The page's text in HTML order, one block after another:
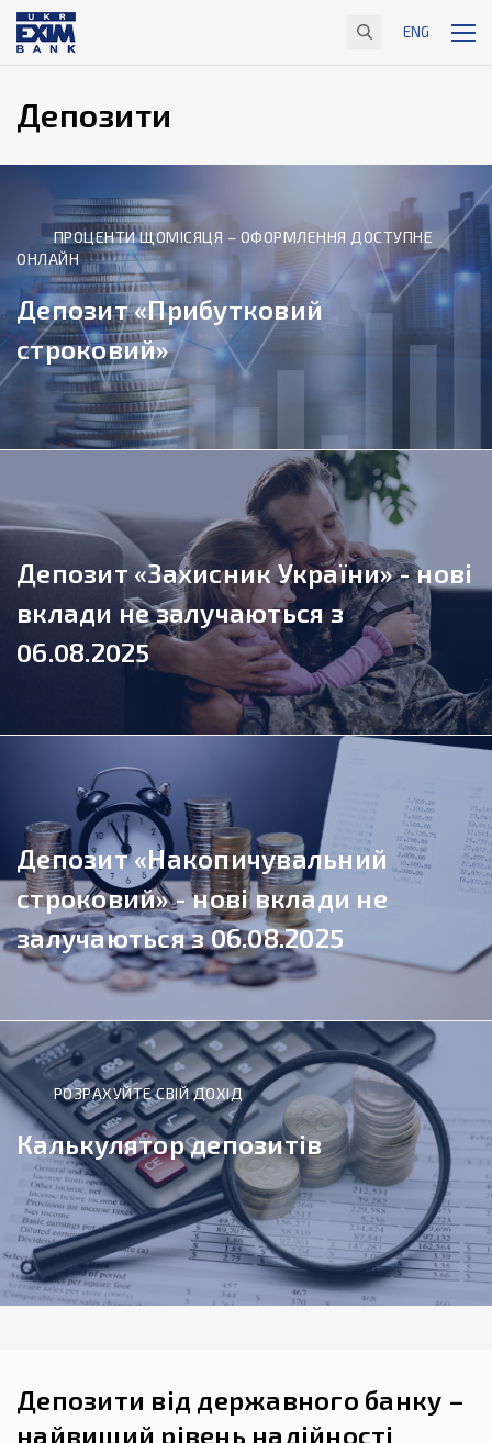
ENG
Депозити
ПРОЦЕНТИ ЩОМІСЯЦЯ – ОФОРМЛЕННЯ ДОСТУПНЕ
ОНЛАЙН
Депозит «Прибутковий
строковий»
Депозит «Захисник України» - нові
вклади не залучаються з
06.08.2025
Депозит «Накопичувальний
строковий» - нові вклади не
залучаються з 06.08.2025
РОЗРАХУЙТЕ СВІЙ ДОХІД
Калькулятор депозитів
Депозити від державного банку –
найвищий рівень надійності